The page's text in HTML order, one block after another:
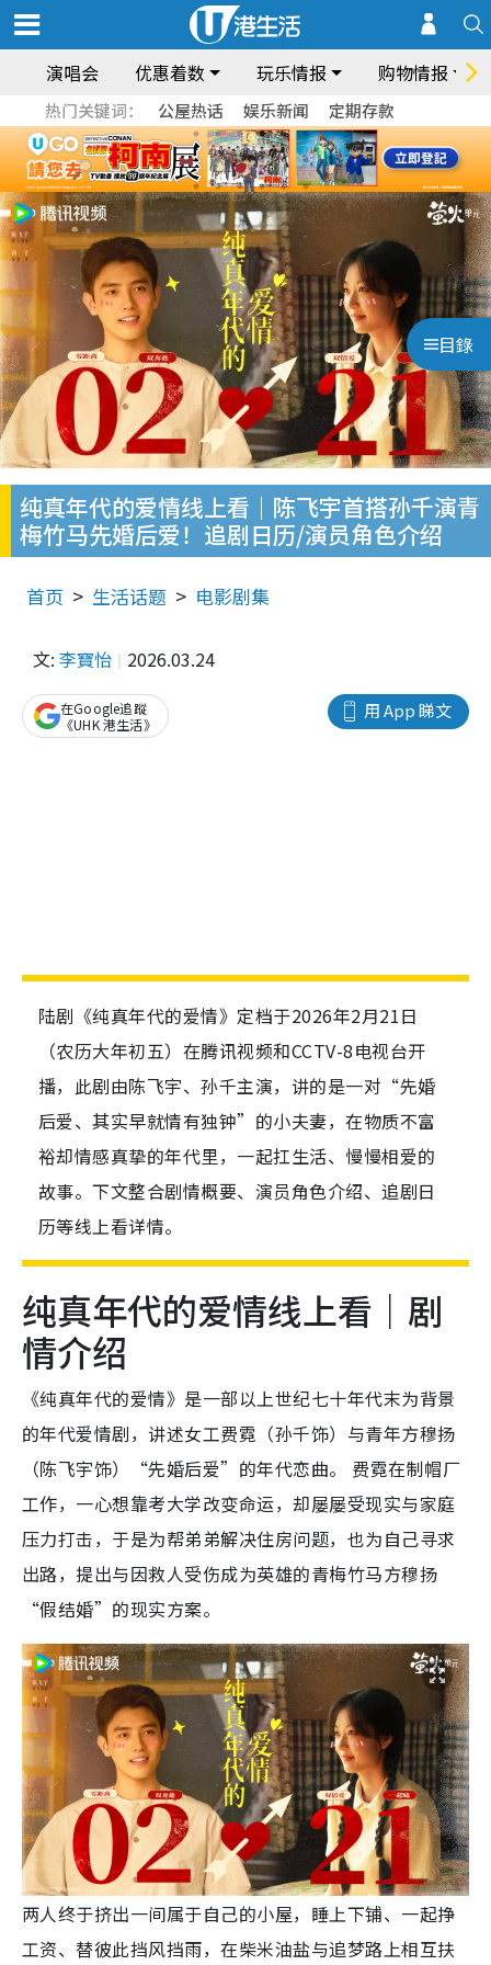
演唱会 优惠着数 玩乐情报 购物情报
热门关键词： 公屋热话 娱乐新闻 定期存款
目錄
纯真年代的爱情线上看｜陈飞宇首搭孙千演青
梅竹马先婚后爱！追剧日历/演员角色介绍
首页 生活话题 电影剧集
文: 李寶怡 2026.03.24
用 App 睇文
在Google追蹤
《UHK 港生活》
陆剧《纯真年代的爱情》定档于2026年2月21日
（农历大年初五）在腾讯视频和CCTV-8电视台开
播，此剧由陈飞宇、孙千主演，讲的是一对“先婚
后爱、其实早就情有独钟”的小夫妻，在物质不富
裕却情感真挚的年代里，一起扛生活、慢慢相爱的
故事。下文整合剧情概要、演员角色介绍、追剧日
历等线上看详情。
纯真年代的爱情线上看｜剧
情介绍
《纯真年代的爱情》是一部以上世纪七十年代末为背景
的年代爱情剧，讲述女工费霓（孙千饰）与青年方穆扬
（陈飞宇饰）“先婚后爱”的年代恋曲。 费霓在制帽厂
工作，一心想靠考大学改变命运，却屡屡受现实与家庭
压力打击，于是为帮弟弟解决住房问题，也为自己寻求
出路，提出与因救人受伤成为英雄的青梅竹马方穆扬
“假结婚”的现实方案。
两人终于挤出一间属于自己的小屋，睡上下铺、一起挣
工资、替彼此挡风挡雨，在柴米油盐与追梦路上相互扶